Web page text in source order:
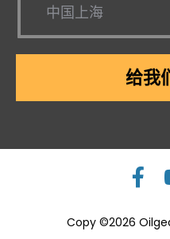
给我
Copy ©2026